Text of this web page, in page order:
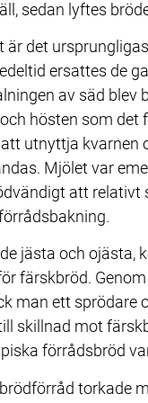
sedan lyftes
är det
ersattes de
av säd blev
hösten som
att utnyttja
Mjölet var
att
jästa och ojästa,
färskbröd.
man ett sprödare
skillnad mot
förrådsbröd
torkade